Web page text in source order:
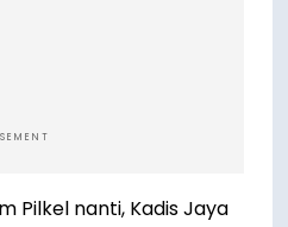
Pilkel nanti, Kadis Jaya